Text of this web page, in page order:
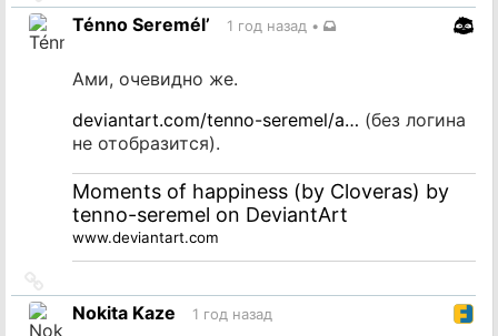
на
источник
Ténno Seremél’ 1 год назад •
Ами, очевидно же.
deviantart.com/tenno-seremel/a… (без логина
не отобразится).
Moments of happiness (by Cloveras) by
tenno-seremel on DeviantArt
www.deviantart.com
на
источник
Nokita Kaze 1 год назад